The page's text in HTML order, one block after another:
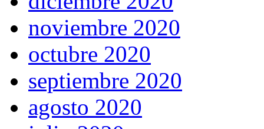
noviembre 2020
octubre 2020
septiembre 2020
agosto 2020